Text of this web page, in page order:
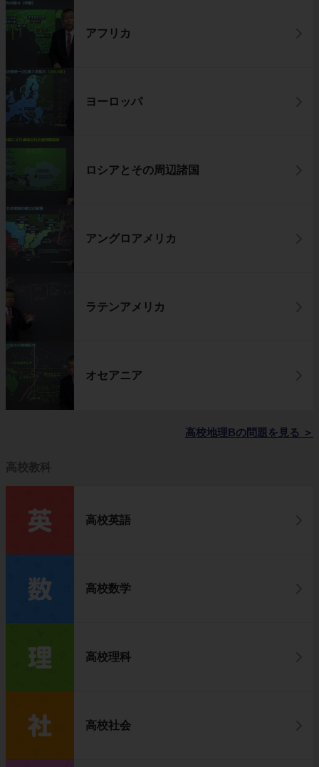
アフリカ
ヨーロッパ
ロシアとその周辺諸国
アングロアメリカ
ラテンアメリカ
オセアニア
高校地理Bの問題を見る ＞
高校教科
高校英語
高校数学
高校理科
高校社会